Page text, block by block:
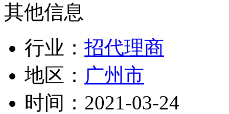
其他信息
行业： 招代理商
地区： 广州市
时间： 2021-03-24